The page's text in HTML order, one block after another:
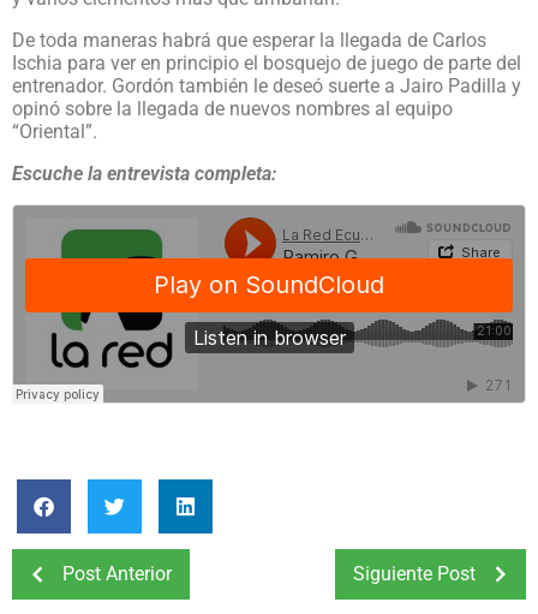
De toda maneras habrá que esperar la llegada de Carlos
Ischia para ver en principio el bosquejo de juego de parte del
entrenador. Gordón también le deseó suerte a Jairo Padilla y
opinó sobre la llegada de nuevos nombres al equipo
“Oriental”.
Escuche la entrevista completa:
Post Anterior Siguiente Post